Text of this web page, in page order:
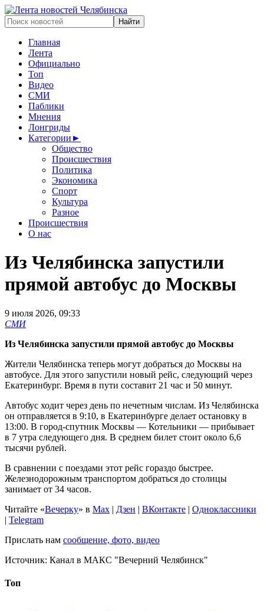
Главная
Лента
Официально
Топ
Видео
СМИ
Паблики
Мнения
Лонгриды
Категории ►
Общество
Происшествия
Политика
Экономика
Спорт
Культура
Разное
Происшествия
О нас
Из Челябинска запустили
прямой автобус до Москвы
9 июля 2026, 09:33
СМИ
Из Челябинска запустили прямой автобус до Москвы
Жители Челябинска теперь могут добраться до Москвы на
автобусе. Для этого запустили новый рейс, следующий через
Екатеринбург. Время в пути составит 21 час и 50 минут.
Автобус ходит через день по нечетным числам. Из Челябинска
он отправляется в 9:10, в Екатеринбурге делает остановку в
13:00. В город-спутник Москвы — Котельники — прибывает
в 7 утра следующего дня. В среднем билет стоит около 6,6
тысячи рублей.
В сравнении с поездами этот рейс гораздо быстрее.
Железнодорожным транспортом добраться до столицы
занимает от 34 часов.
Читайте «Вечерку» в Max | Дзен | ВКонтакте | Одноклассники
| Telegram
Прислать нам сообщение, фото, видео
Источник: Канал в МАКС "Вечерний Челябинск"
Топ